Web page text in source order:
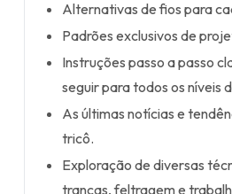
Alternativas de fios para
Padrões exclusivos de
Instruções passo a passo
seguir para todos os níveis
As últimas notícias e
tricô.
Exploração de diversas
tranças, feltragem e